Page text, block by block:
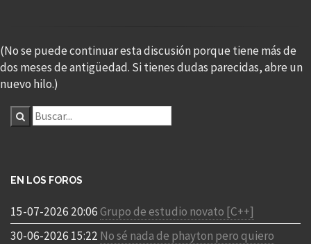
(No se puede continuar esta discusión porque tiene más de
dos meses de antigüedad. Si tienes dudas parecidas, abre un
nuevo hilo.)
EN LOS FOROS
15-07-2026 20:06Grupo de estudio novato [C++]
30-06-2026 15:22 No sé nada de phayton pero quiero